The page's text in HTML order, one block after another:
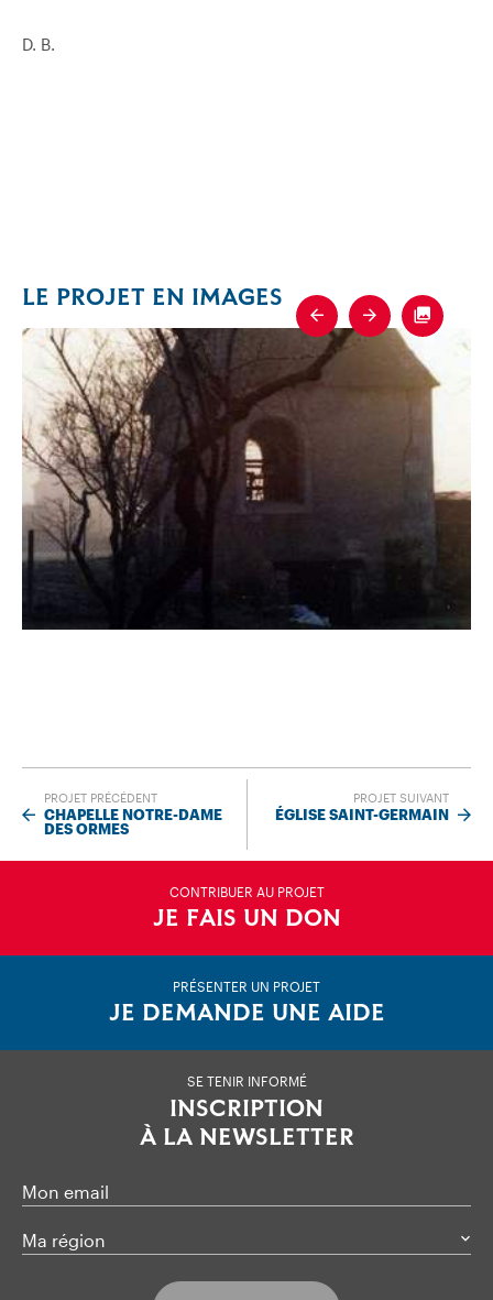
D. B.
LE PROJET EN IMAGES
Previous
Next
PROJET PRÉCÉDENT
CHAPELLE NOTRE-DAME
DES ORMES
PROJET SUIVANT
ÉGLISE SAINT-GERMAIN
CONTRIBUER AU PROJET
JE FAIS UN DON
PRÉSENTER UN PROJET
JE DEMANDE UNE AIDE
SE TENIR INFORMÉ
INSCRIPTION
À LA NEWSLETTER
Mon email
Ma région